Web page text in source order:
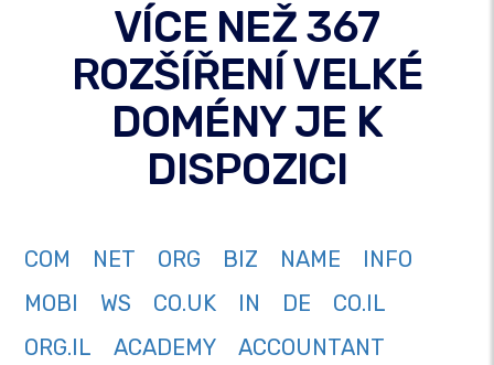
VÍCE NEŽ 367
ROZŠÍŘENÍ VELKÉ
DOMÉNY JE K
DISPOZICI
COM NET ORG BIZ NAME
INFO
MOBI
WS CO.UK IN DE
CO.IL
ORG.IL
ACADEMY
ACCOUNTANT